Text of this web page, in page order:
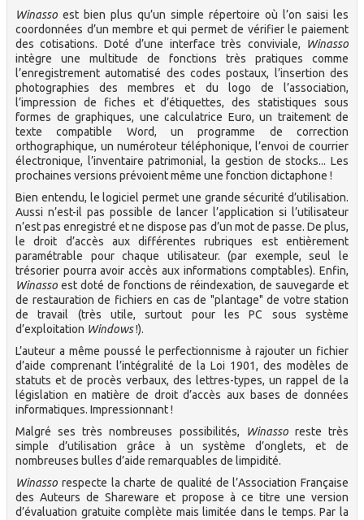
Winasso est bien plus qu’un simple répertoire où l’on saisi les
coordonnées d’un membre et qui permet de vérifier le paiement
des cotisations. Doté d’une interface très conviviale,
Winasso
intègre une multitude de fonctions très pratiques comme
l’enregistrement automatisé des codes postaux, l’insertion des
photographies des membres et du logo de l’association,
l’impression de fiches et d’étiquettes, des statistiques sous
formes de graphiques, une calculatrice Euro, un traitement de
texte compatible Word, un programme de correction
orthographique, un numéroteur téléphonique, l’envoi de courrier
électronique, l’inventaire patrimonial, la gestion de stocks... Les
prochaines versions prévoient même une fonction dictaphone !
Bien entendu, le logiciel permet une grande sécurité d’utilisation.
Aussi n’est-il pas possible de lancer l’application si l’utilisateur
n’est pas enregistré et ne dispose pas d’un mot de passe. De plus,
le droit d’accès aux différentes rubriques est entièrement
paramétrable pour chaque utilisateur. (par exemple, seul le
trésorier pourra avoir accès aux informations comptables). Enfin,
Winasso est doté de fonctions de réindexation, de sauvegarde et
de restauration de fichiers en cas de "plantage" de votre station
de travail (très utile, surtout pour les PC sous système
d’exploitation Windows!).
L’auteur a même poussé le perfectionnisme à rajouter un fichier
d’aide comprenant l’intégralité de la Loi 1901, des modèles de
statuts et de procès verbaux, des lettres-types, un rappel de la
législation en matière de droit d’accès aux bases de données
informatiques. Impressionnant !
Malgré ses très nombreuses possibilités,
Winassoreste très
simple d’utilisation grâce à un système d’onglets, et de
nombreuses bulles d’aide remarquables de limpidité.
Winasso respecte la charte de qualité de l’Association Française
des Auteurs de Shareware et propose à ce titre une version
d’évaluation gratuite complète mais limitée dans le temps. Par la